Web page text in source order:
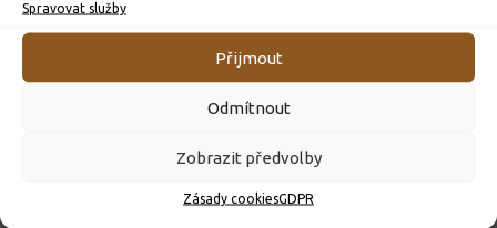
Spravovat služby
Přijmout
Odmítnout
Zobrazit předvolby
Zásady cookiesGDPR
ROZHODNUTÍ O PŘIJETÍ K PŘEDŠKOLNÍMU VZDĚLÁVÁNÍ
10. 4. 2026